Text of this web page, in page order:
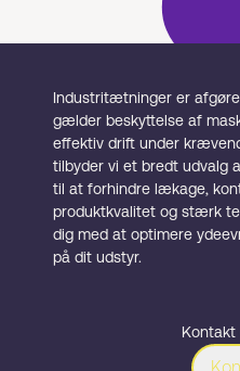
Industritætninger er
gælder beskyttelse af
effektiv drift under
tilbyder vi et bredt udvalg
til at forhindre lækage,
produktkvalitet og stærk
dig med at optimere
på dit udstyr.
Kontakt